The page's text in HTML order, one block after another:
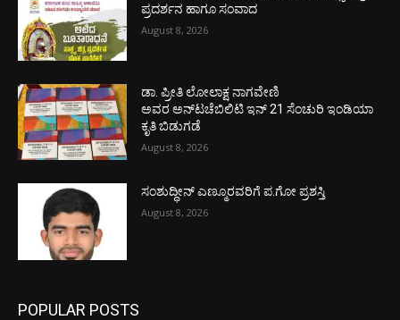
ಪ್ರದರ್ಶನ ಹಾಗೂ ಸಂವಾದ
August 8, 2026
ಡಾ. ಪ್ರೀತಿ ಲೋಲಾಕ್ಷ ನಾಗವೇಣಿ
ಅವರ ಅನ್‌ಟಚೆಬಿಲಿಟಿ ಇನ್ 21 ಸೆಂಚುರಿ ಇಂಡಿಯಾ
ಕೃತಿ ಬಿಡುಗಡೆ
August 8, 2026
ಸಂಶುದ್ಧೀನ್ ಎಣ್ಮೂರವರಿಗೆ ಪ.ಗೋ ಪ್ರಶಸ್ತಿ
August 8, 2026
POPULAR POSTS